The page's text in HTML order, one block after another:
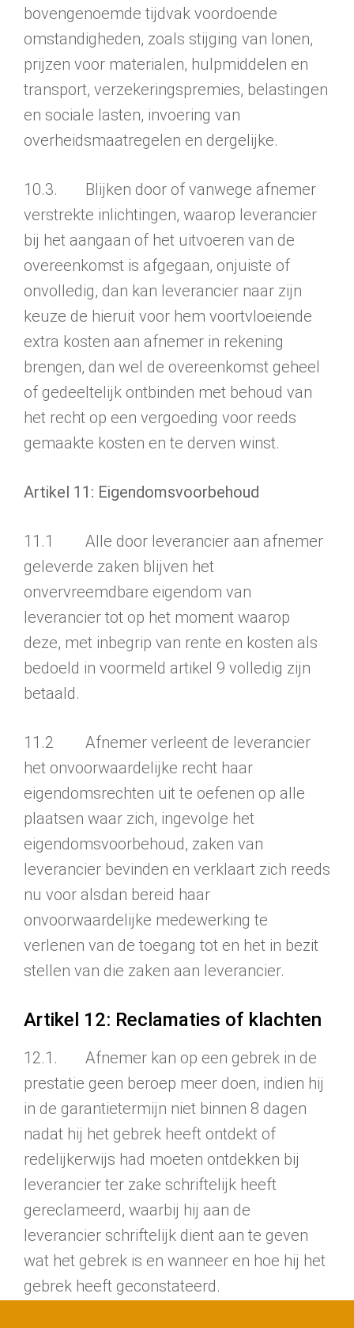
bovengenoemde tijdvak voordoende
omstandigheden, zoals stijging van lonen,
prijzen voor materia­len, hulpmiddelen en
transport, verzeke­ringspremies, belastin­gen
en sociale lasten, invoering­ van
overheidsmaatregelen en dergelijke.
10.3. Blijken door of vanwege afnemer
verstrekte inlichtingen, waarop leverancier
bij het aangaan of het uitvoeren van de
overeenkomst is afgegaan, onjuiste of
onvolle­dig, dan kan leverancier naar zijn
keuze de hieruit voor hem voortvloeiende
extra kosten aan afnemer in rekening
brengen, dan wel de overeen­komst geheel
of gedeeltelijk ontbinden met behoud van
het recht op een vergoe­ding voor reeds
gemaakte kosten en te derven winst.
Artikel 11: Eigendomsvoorbehoud
11.1 Alle door leverancier aan afnemer
geleverde zaken blijven het
onvervreemdbare eigendom van
leverancier tot op het moment waarop
deze, met inbegrip van rente en kosten als
bedoeld in voormeld artikel 9 volledig zijn
betaald.
11.2 Afnemer verleent de leverancier
het onvoorwaardelijke recht haar
eigendomsrechten uit te oefenen op alle
plaatsen waar zich, ingevolge het
eigendomsvoorbehoud, zaken van
leverancier bevinden en verklaart zich reeds
nu voor alsdan bereid haar
onvoorwaardelijke medewerking te
verlenen van de toegang tot en het in bezit
stellen van die zaken aan leverancier.
Artikel 12: Reclamaties of klachten
12.1. Afnemer kan op een gebrek in de
prestatie geen beroep meer doen, indien hij
in de garantietermijn niet binnen 8 dagen
nadat hij het gebrek heeft ontdekt of
redelijkerwijs had moeten ontdekken bij
leverancier ter zake schriftelijk heeft
gereclameerd, waarbij hij aan de
leverancier schriftelijk dient aan te geven
wat het gebrek is en wanneer en hoe hij het
gebrek heeft geconstateerd.